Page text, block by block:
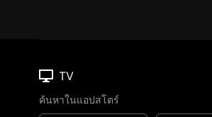
TV
ค้นหาในแอปสโตร์